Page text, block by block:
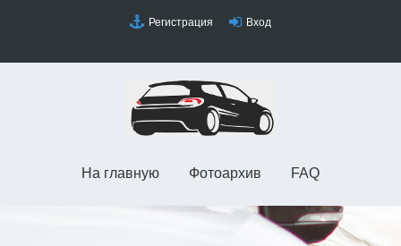
Регистрация Вход
На главную Фотоархив FAQ